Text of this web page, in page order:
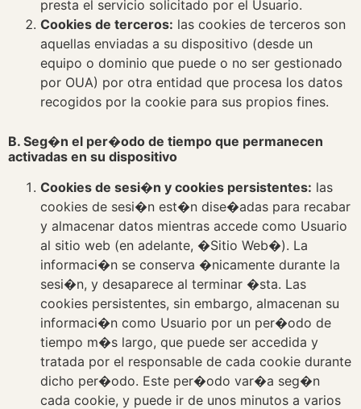
presta el servicio solicitado por el Usuario.
Cookies de terceros: las cookies de terceros son
aquellas enviadas a su dispositivo (desde un
equipo o dominio que puede o no ser gestionado
por OUA) por otra entidad que procesa los datos
recogidos por la cookie para sus propios fines.
B. Seg�n el per�odo de tiempo que permanecen
activadas en su dispositivo
Cookies de sesi�n y cookies persistentes: las
cookies de sesi�n est�n dise�adas para recabar
y almacenar datos mientras accede como Usuario
al sitio web (en adelante, �Sitio Web�). La
informaci�n se conserva �nicamente durante la
sesi�n, y desaparece al terminar �sta. Las
cookies persistentes, sin embargo, almacenan su
informaci�n como Usuario por un per�odo de
tiempo m�s largo, que puede ser accedida y
tratada por el responsable de cada cookie durante
dicho per�odo. Este per�odo var�a seg�n
cada cookie, y puede ir de unos minutos a varios